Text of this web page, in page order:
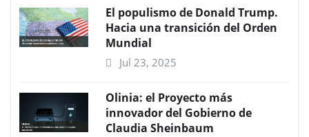
El populismo de Donald Trump.
Hacia una transición del Orden
Mundial
Jul 23, 2025
Olinia: el Proyecto más
innovador del Gobierno de
Claudia Sheinbaum